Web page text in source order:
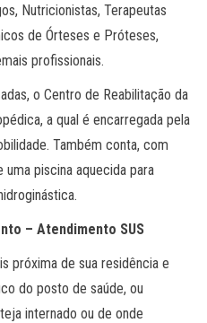
Nutricionistas, Terapeutas
de Órteses e Próteses,
profissionais.
o Centro de Reabilitação da
a qual é encarregada pela
Também conta, com
piscina aquecida para
– Atendimento SUS
próxima de sua residência e
do posto de saúde, ou
internado ou de onde